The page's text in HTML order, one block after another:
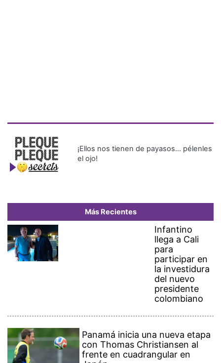
¡Ellos nos tienen de payasos… pélenles
el ojo!
Más Recientes
Infantino
llega a Cali
para
participar en
la investidura
del nuevo
presidente
colombiano
Panamá inicia una nueva etapa
con Thomas Christiansen al
frente en cuadrangular en